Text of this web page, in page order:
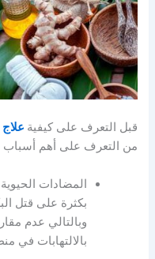
قبل التعرف على كيفية علاج
من التعرف على أهم
المضادات
بكثرة على قتل
وبالتالي عدم
بالالتهابات في